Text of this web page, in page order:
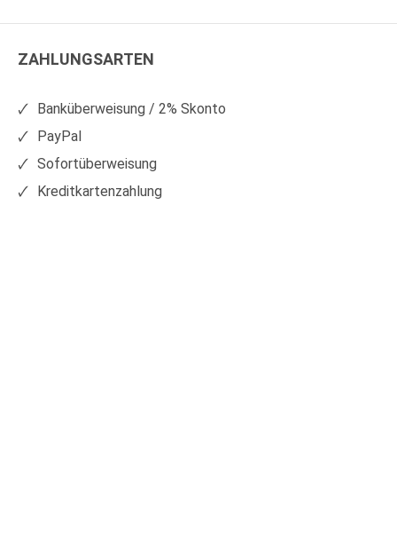
auf
auf
ZAHLUNGSARTEN
Banküberweisung / 2% Skonto
PayPal
Sofortüberweisung
Kreditkartenzahlung